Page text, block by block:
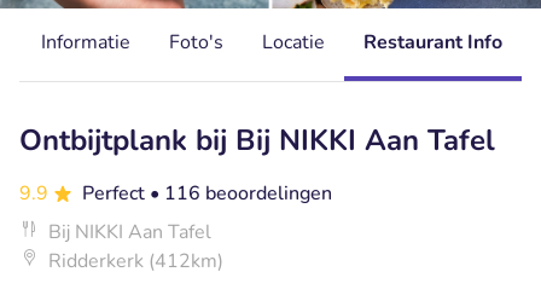
Informatie Foto's Locatie Restaurant Info
Ontbijtplank bij Bij NIKKI Aan Tafel
9.9 Perfect • 116 beoordelingen
Bij NIKKI Aan Tafel
Ridderkerk (412km)